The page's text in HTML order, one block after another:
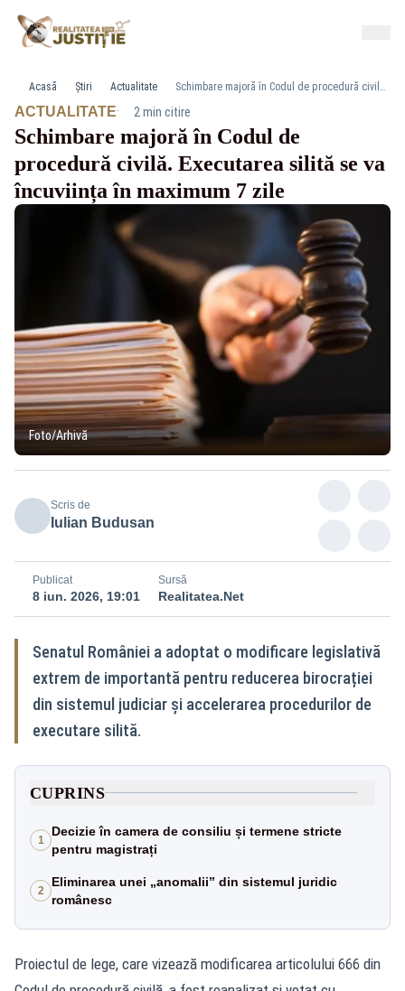
Acasă Știri Actualitate Schimbare majoră în Codul de procedură civilă. Executarea silită se va încuviința în maximum 7 zile
ACTUALITATE· 2 min citire
Schimbare majoră în Codul de
procedură civilă. Executarea silită se va
încuviința în maximum 7 zile
Foto/Arhivă
Scris de
Iulian Budusan
Publicat
8 iun. 2026, 19:01
Sursă
Realitatea.Net
Senatul României a adoptat o modificare legislativă
extrem de importantă pentru reducerea birocrației
din sistemul judiciar și accelerarea procedurilor de
executare silită.
CUPRINS
1
Decizie în camera de consiliu și termene stricte
pentru magistrați
2
Eliminarea unei „anomalii” din sistemul juridic
românesc
Proiectul de lege, care vizează modificarea articolului 666 din